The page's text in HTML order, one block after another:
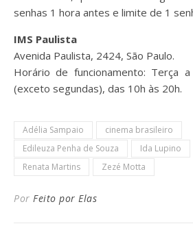
senhas 1 hora antes e limite de 1
IMS Paulista
Avenida Paulista, 2424, São Paulo.
Horário de funcionamento: Terça
(exceto segundas), das 10h às 20h.
Adélia Sampaio
cinema brasileiro
Edileuza Penha de Souza
Ida Lupino
Renata Martins
Zezé Motta
Por Feito por Elas